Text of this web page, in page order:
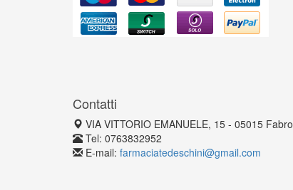
Contatti
VIA VITTORIO EMANUELE, 15 - 05015 Fabro
Tel: 0763832952
E-mail: farmaciatedeschini@gmail.com